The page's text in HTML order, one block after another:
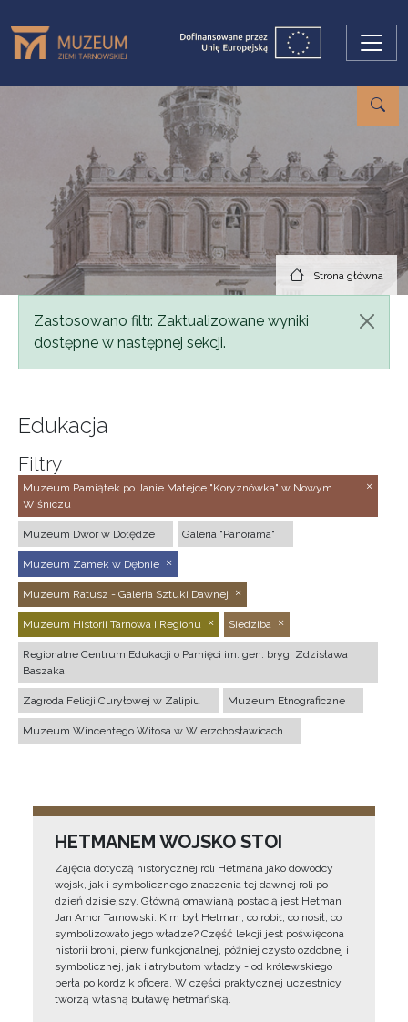
Strona główna
Komunikat
Zastosowano filtr. Zaktualizowane wyniki
dostępne w następnej sekcji.
Edukacja
Filtry
Muzeum Pamiątek po Janie Matejce "Koryznówka" w Nowym
Wiśniczu
Muzeum Dwór w Dołędze Galeria "Panorama"
Muzeum Zamek w Dębnie
Muzeum Ratusz - Galeria Sztuki Dawnej
Muzeum Historii Tarnowa i Regionu Siedziba
Regionalne Centrum Edukacji o Pamięci im. gen. bryg. Zdzisława
Baszaka
Zagroda Felicji Curyłowej w Zalipiu Muzeum Etnograficzne
Muzeum Wincentego Witosa w Wierzchosławicach
HETMANEM WOJSKO STOI
Zajęcia dotyczą historycznej roli Hetmana jako dowódcy
wojsk, jak i symbolicznego znaczenia tej dawnej roli po
dzień dzisiejszy. Główną omawianą postacią jest Hetman
Jan Amor Tarnowski. Kim był Hetman, co robił, co nosił, co
symbolizowało jego władze? Część lekcji jest poświęcona
historii broni, pierw funkcjonalnej, później czysto ozdobnej i
symbolicznej, jak i atrybutom władzy - od królewskiego
berła po kordzik oficera. W części praktycznej uczestnicy
tworzą własną buławę hetmańską.